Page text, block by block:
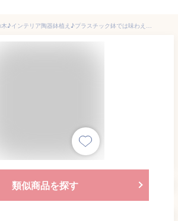
ミラクルニームの木♪インテリア陶器鉢植え♪プラスチック鉢では味わえない清潔オシャレ仕上げ♪【節電対策】【楽ギフ_包装】【楽ギフ_メッセ入力】エディブルフラワー（食用花）にも活用されています
類似商品を探す